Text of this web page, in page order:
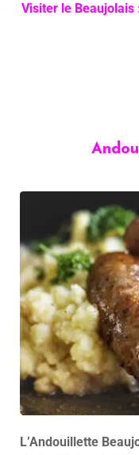
Visiter le Beaujolais
L’Andouillette